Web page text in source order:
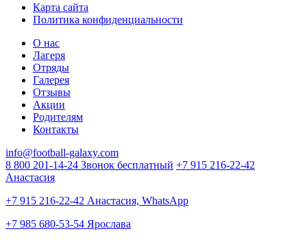
Карта сайта
Политика конфиденциальности
О нас
Лагеря
Отряды
Галерея
Отзывы
Акции
Родителям
Контакты
info@football-galaxy.com
8 800 201-14-24 Звонок бесплатный +7 915 216-22-42
Анастасия
+7 915 216-22-42 Анастасия, WhatsApp
+7 985 680-53-54 Ярослава